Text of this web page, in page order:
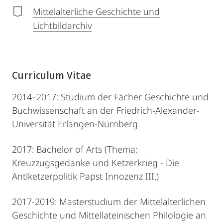
Mittelalterliche Geschichte und
Lichtbildarchiv
Curriculum Vitae
2014–2017: Studium der Fächer Geschichte und
Buchwissenschaft an der Friedrich-Alexander-
Universität Erlangen-Nürnberg
2017: Bachelor of Arts (Thema:
Kreuzzugsgedanke und Ketzerkrieg - Die
Antiketzerpolitik Papst Innozenz III.)
2017-2019: Masterstudium der Mittelalterlichen
Geschichte und Mittellateinischen Philologie an